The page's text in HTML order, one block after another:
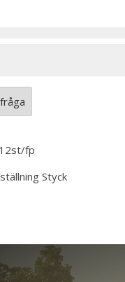
12st/fp
Styck